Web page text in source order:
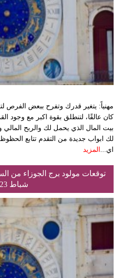
مهنياً: يتغير قدرك وتفرح ببعض الفرص
كان عالقًا، لتنطلق بقوة اكبر مع
بيت المال الذي يحمل لك والربح المالي
لك ابواب جديدة من التقدم تتابع
اي... المزيد
شباط 2023